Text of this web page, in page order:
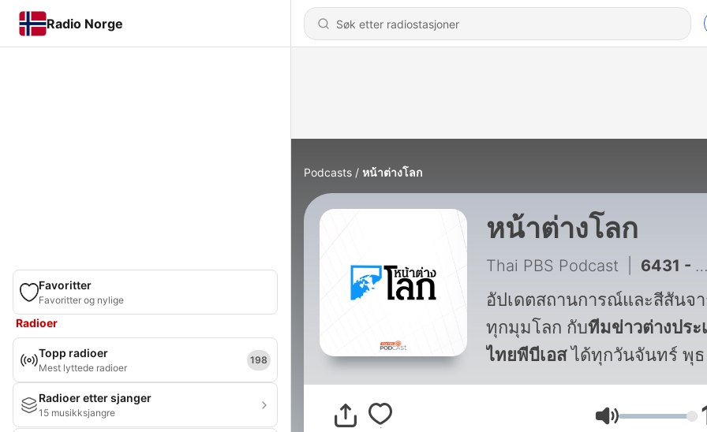
Radio Norge
Favoritter
Favoritter og nylige
Radioer
Topp radioer
Mest lyttede radioer
198
Radioer etter sjanger
15 musikksjangre
Podcasts หน้าต่างโลก
หน้าต่างโลก
Thai PBS Podcast 6431 - หน้าต่างโลก : 10 วิตามินยอดฮิตจำเป็นจริงหรือไม่?
อัปเดตสถานการณ์และสีสันจ
ทุกมุมโลก กับทีมข่าวต่างประ
ไทยพีบีเอสได้ทุกวันจันทร์ พุธ
ศุกร์
Volum